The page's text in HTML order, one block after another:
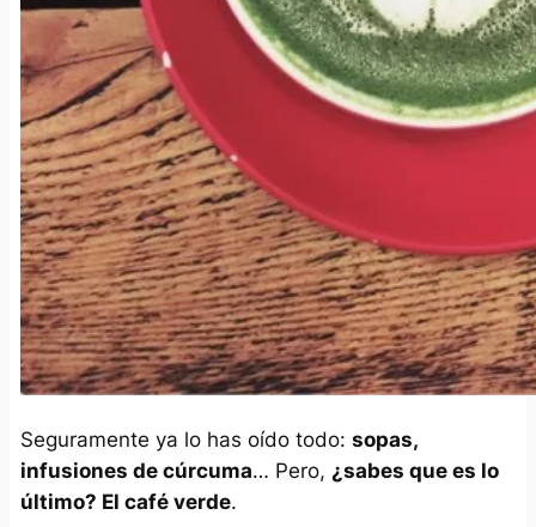
Seguramente ya lo has oído todo: sopas,
infusiones de cúrcuma… Pero, ¿sabes que es lo
último? El café verde.